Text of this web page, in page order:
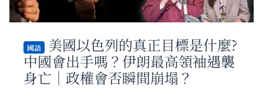
國語
美國以色列的真正目標是什麼?
中國會出手嗎？伊朗最高領袖遇襲
身亡｜政權會否瞬間崩塌？